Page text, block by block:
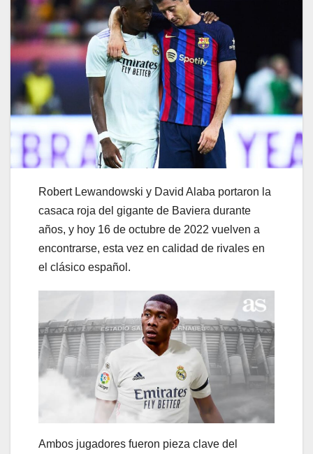
Robert Lewandowski y David Alaba portaron la
casaca roja del gigante de Baviera durante
años, y hoy 16 de octubre de 2022 vuelven a
encontrarse, esta vez en calidad de rivales en
el clásico español.
Ambos jugadores fueron pieza clave del